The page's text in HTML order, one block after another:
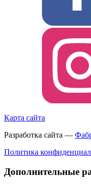
Карта сайта
Разработка сайта —
Политика
Дополнительные